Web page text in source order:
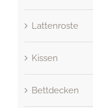
Lattenroste
Kissen
Bettdecken